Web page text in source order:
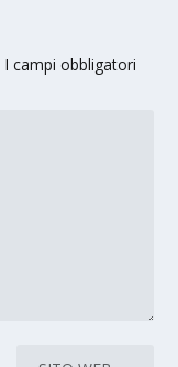
I campi obbligatori